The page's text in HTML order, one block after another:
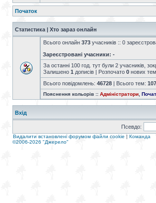
Початок
Статистика | Хто зараз онлайн
Всього онлайн 373 учасників :: 0
Зареєстровані учасники: -
За останні 100 год. тут були 2 учасників,
Залишено 1 дописів | Розпочато 0 нових
Всього повідомлень: 46728 | Всього тем:
Пояснення кольорів :: Адміністратори
Вхід
Псевдо:
Видалити встановлені форумом файли cookie | Команда
©2006-2026 "Джерело"